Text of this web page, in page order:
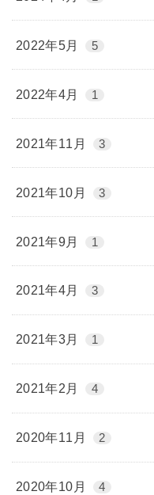
2022年5月 5
2022年4月 1
2021年11月 3
2021年10月 3
2021年9月 1
2021年4月 3
2021年3月 1
2021年2月 4
2020年11月 2
2020年10月 4